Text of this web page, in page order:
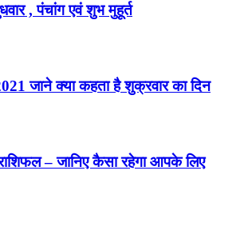
, पंचांग एवं शुभ मुहूर्त
जाने क्या कहता है शुक्रवार का दिन
– जानिए कैसा रहेगा आपके लिए